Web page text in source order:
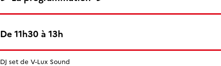
De 11h30 à 13h
DJ set de V-Lux Sound